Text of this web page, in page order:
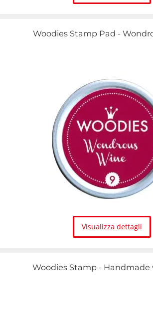
Woodies Stamp Pad -
Visualizza dettagli
Woodies Stamp - Handmade